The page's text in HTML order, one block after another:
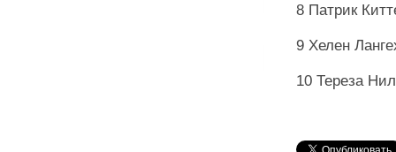
8 Патрик
9 Хелен
10 Тереза